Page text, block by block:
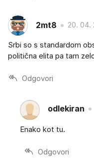
2mt8 20. 04.
Srbi so s standardom
politična elita pa tam
Odgovori
odlekiran
Enako kot tu.
Odgovori